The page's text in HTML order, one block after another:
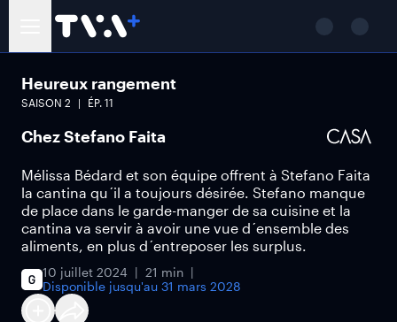
Heureux rangement
SAISON 2 ÉP. 11
Chez Stefano Faita
Mélissa Bédard et son équipe offrent à Stefano Faita
la cantina qu´il a toujours désirée. Stefano manque
de place dans le garde-manger de sa cuisine et la
cantina va servir à avoir une vue d´ensemble des
aliments, en plus d´entreposer les surplus.
10 juillet 2024
21 min
Disponible jusqu'au 31 mars 2028